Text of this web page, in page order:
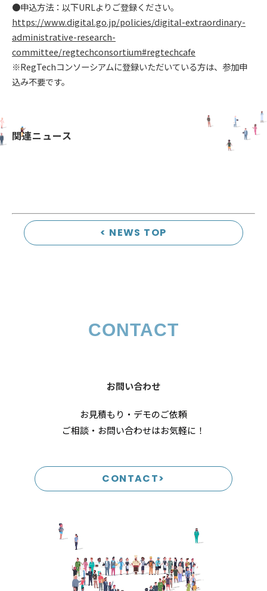
●申込方法：以下URLよりご登録ください。
https://www.digital.go.jp/policies/digital-extraordinary-
administrative-research-
committee/regtechconsortium#regtechcafe
※RegTechコンソーシアムに登録いただいている方は、参加申
込み不要です。
関連ニュース
< NEWS TOP
CONTACT
お問い合わせ
お見積もり・デモのご依頼
ご相談・お問い合わせはお気軽に！
CONTACT>